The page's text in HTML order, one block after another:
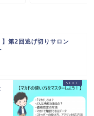
】第2回逃げ切りサロン